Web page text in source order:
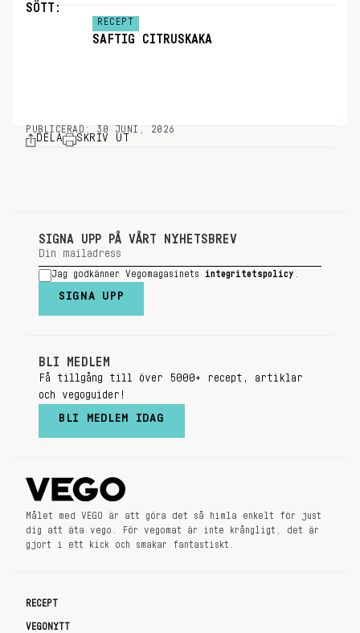
SÖTT:
RECEPT
SAFTIG CITRUSKAKA
PUBLICERAD: 30 JUNI, 2026
DELA SKRIV UT
SIGNA UPP PÅ VÅRT NYHETSBREV
Jag godkänner Vegomagasinets integritetspolicy
SIGNA UPP
BLI MEDLEM
Få tillgång till över 5000+ recept, artiklar
och vegoguider!
BLI MEDLEM IDAG
Målet med VEGO är att göra det så himla enkelt för just
dig att äta vego. För vegomat är inte krångligt, det är
gjort i ett kick och smakar fantastiskt.
RECEPT
VEGONYTT